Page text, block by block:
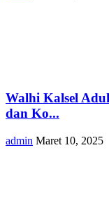
Walhi Kalsel
dan Ko...
admin Maret 10, 2025